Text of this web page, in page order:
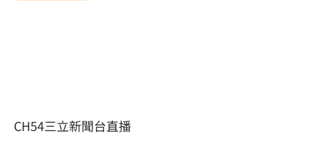
CH54三立新聞台直播